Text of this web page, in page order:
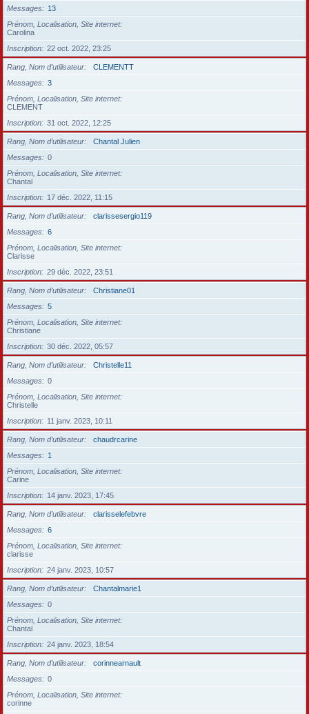
Messages
13
Prénom, Localisation, Site internet
Carolina
Inscription
22 oct. 2022, 23:25
Rang, Nom d’utilisateur
CLEMENTT
Messages
3
Prénom, Localisation, Site internet
CLEMENT
Inscription
31 oct. 2022, 12:25
Rang, Nom d’utilisateur
Chantal Julien
Messages
0
Prénom, Localisation, Site internet
Chantal
Inscription
17 déc. 2022, 11:15
Rang, Nom d’utilisateur
clarissesergio119
Messages
6
Prénom, Localisation, Site internet
Clarisse
Inscription
29 déc. 2022, 23:51
Rang, Nom d’utilisateur
Christiane01
Messages
5
Prénom, Localisation, Site internet
Christiane
Inscription
30 déc. 2022, 05:57
Rang, Nom d’utilisateur
Christelle11
Messages
0
Prénom, Localisation, Site internet
Christelle
Inscription
11 janv. 2023, 10:11
Rang, Nom d’utilisateur
chaudrcarine
Messages
1
Prénom, Localisation, Site internet
Carine
Inscription
14 janv. 2023, 17:45
Rang, Nom d’utilisateur
clarisselefebvre
Messages
6
Prénom, Localisation, Site internet
clarisse
Inscription
24 janv. 2023, 10:57
Rang, Nom d’utilisateur
Chantalmarie1
Messages
0
Prénom, Localisation, Site internet
Chantal
Inscription
24 janv. 2023, 18:54
Rang, Nom d’utilisateur
corinnearnault
Messages
0
Prénom, Localisation, Site internet
corinne